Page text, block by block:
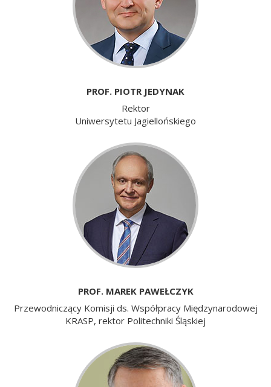
PROF. PIOTR JEDYNAK
Rektor
Uniwersytetu Jagiellońskiego
PROF. MAREK PAWEŁCZYK
Przewodniczący Komisji ds. Współpracy Międzynarodowej
KRASP, rektor Politechniki Śląskiej